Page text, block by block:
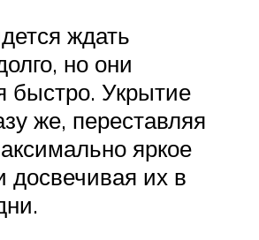
ждать
но они
быстро. Укрытие
же, переставляя
яркое
досвечивая их в